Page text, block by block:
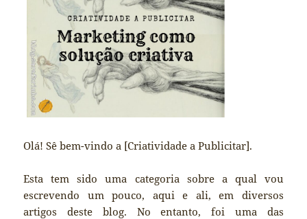
Olá! Sê bem-vindo a [Criatividade a Publicitar].
Esta tem sido uma categoria sobre a qual vou
escrevendo um pouco, aqui e ali, em diversos
artigos deste blog. No entanto, foi uma das